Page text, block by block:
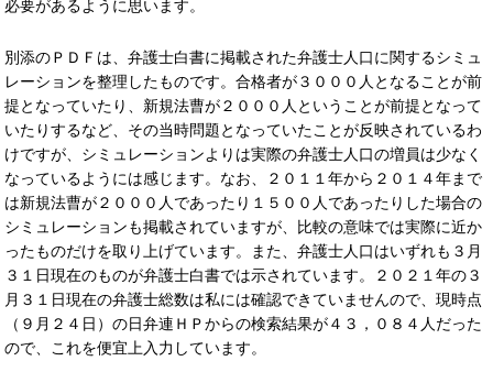
必要があるように思います。
別添のＰＤＦは、弁護士白書に掲載された弁護士人口に関するシミュ
レーションを整理したものです。合格者が３０００人となることが前
提となっていたり、新規法曹が２０００人ということが前提となって
いたりするなど、その当時問題となっていたことが反映されているわ
けですが、シミュレーションよりは実際の弁護士人口の増員は少なく
なっているようには感じます。なお、２０１１年から２０１４年まで
は新規法曹が２０００人であったり１５００人であったりした場合の
シミュレーションも掲載されていますが、比較の意味では実際に近か
ったものだけを取り上げています。また、弁護士人口はいずれも３月
３１日現在のものが弁護士白書では示されています。２０２１年の３
月３１日現在の弁護士総数は私には確認できていませんので、現時点
（９月２４日）の日弁連ＨＰからの検索結果が４３，０８４人だった
ので、これを便宜上入力しています。